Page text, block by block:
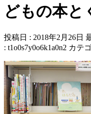
どもの本と
投稿日 : 2018年2月26日
: t1o0s7y0o6k1a0n2 カテ